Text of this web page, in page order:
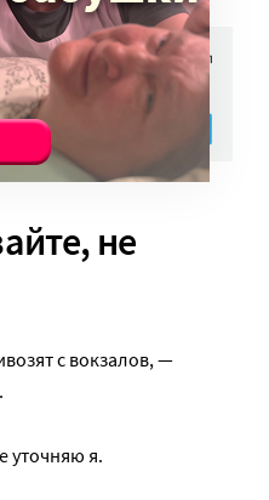
не
с вокзалов, —
уточняю я.